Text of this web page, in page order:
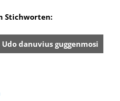
Stichworten:
Udo danuvius guggenmosi